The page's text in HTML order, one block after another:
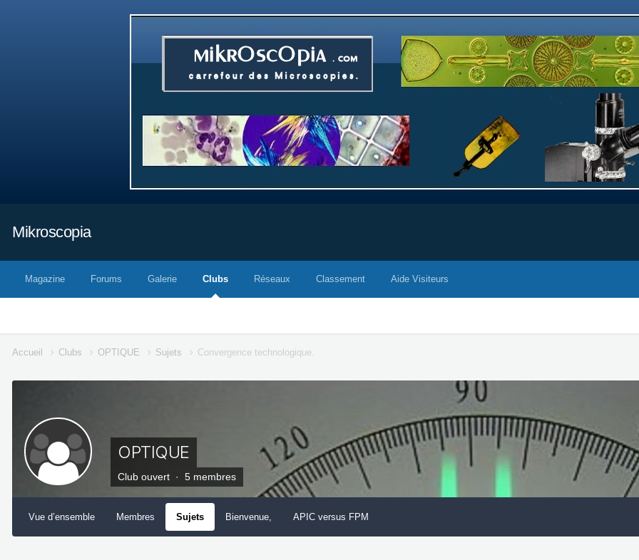
Mikroscopia
Magazine Forums Galerie Clubs Réseaux Classement Aide Visiteurs
Accueil Clubs OPTIQUE Sujets Convergence technologique.
OPTIQUE
Club ouvert · 5 membres
Vue d’ensemble Membres Sujets Bienvenue, APIC versus FPM